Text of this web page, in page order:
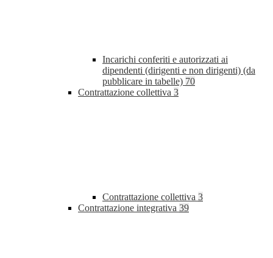
Incarichi conferiti e autorizzati ai
dipendenti (dirigenti e non dirigenti) (da
pubblicare in tabelle) 70
Contrattazione collettiva 3
Contrattazione collettiva 3
Contrattazione integrativa 39